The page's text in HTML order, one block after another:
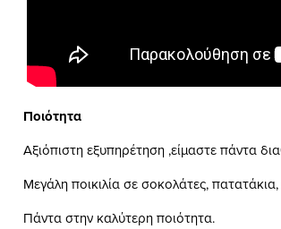
Ποιότητα
Αξιόπιστη εξυπηρέτηση ,είμαστε πάντα
Μεγάλη ποικιλία σε σοκολάτες,
Πάντα στην καλύτερη ποιότητα.